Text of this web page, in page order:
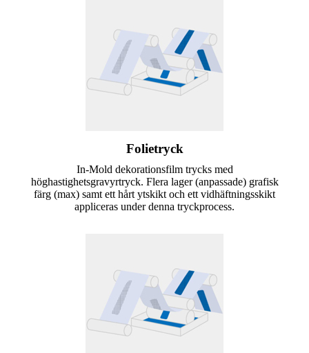
Folietryck
In-Mold dekorationsfilm trycks med
höghastighetsgravyrtryck. Flera lager (anpassade) grafisk
färg (max) samt ett hårt ytskikt och ett vidhäftningsskikt
appliceras under denna tryckprocess.